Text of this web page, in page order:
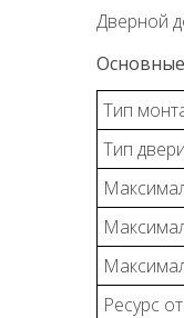
Дверной
Тип
Тип двери
Ресурс